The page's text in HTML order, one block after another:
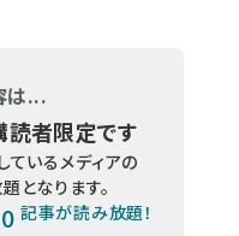
は...
読者限定です
ているメディアの
となります。
記事が読み放題！